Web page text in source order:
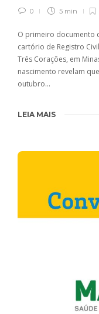
0 5 min
O primeiro documento
cartório de Registro
Três Corações, em
nascimento revelam
outubro…
LEIA MAIS